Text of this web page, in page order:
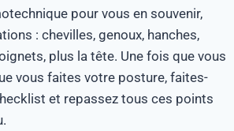
pour vous en souvenir,
: chevilles, genoux, hanches,
plus la tête. Une fois que vous
vous faites votre posture, faites-
et repassez tous ces points